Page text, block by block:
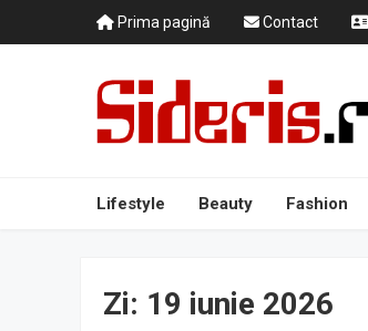
Prima pagină Contact
Lifestyle Beauty Fashion
Zi: 19 iunie 2026